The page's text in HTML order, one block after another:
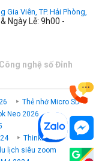
Gia Viên, TP. Hải Phòng,
Ngày Lễ: 9h00 -
nghệ số Đỉnh
Thẻ nhớ Micro SD
Neo 2026
ThinkPad P
lịch siêu zoom